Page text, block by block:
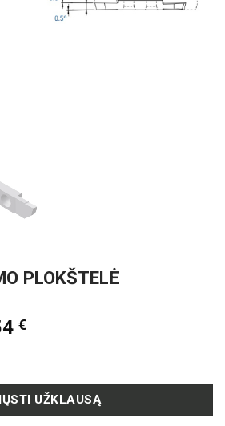
PLOKŠTELĖ
€
UŽKLAUSĄ